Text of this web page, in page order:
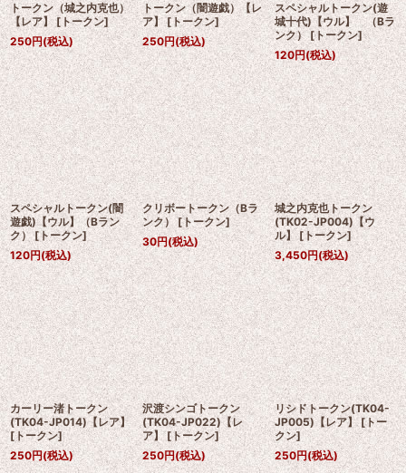
トークン（城之内克也）
【レア】 [ トークン]
250円(税込)
トークン（闇遊戯）【レ
ア】 [トークン]
250円(税込)
スペシャルトークン(遊
城十代)【ウル】 （Bラ
ンク） [トークン]
120円(税込)
スペシャルトークン(闇
遊戯)【ウル】（Bラン
ク） [トークン]
120円(税込)
クリボートークン（Bラ
ンク） [トークン]
30円(税込)
城之内克也トークン
(TK02-JP004)【ウ
ル】 [トークン]
3,450円(税込)
カーリー渚トークン
(TK04-JP014)【レア】
[トークン]
250円(税込)
沢渡シンゴトークン
(TK04-JP022)【レ
ア】 [トークン]
250円(税込)
リシドトークン(TK04-
JP005)【レア】 [トー
クン]
250円(税込)